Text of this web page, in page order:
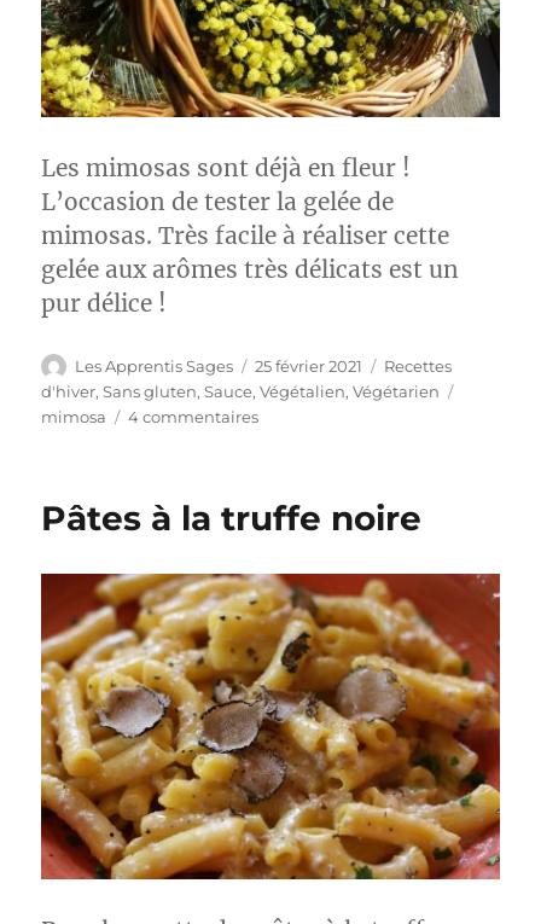
Les mimosas sont déjà en fleur !
L’occasion de tester la gelée de
mimosas. Très facile à réaliser cette
gelée aux arômes très délicats est un
pur délice !
Auteur
Les Apprentis Sages
Publié
le
25 février 2021 Catégories
Recettes
d'hiver,Sans gluten,Sauce,Végétalien,Végétarien
mimosa
4 commentairessur
Pâtes à la truffe noire